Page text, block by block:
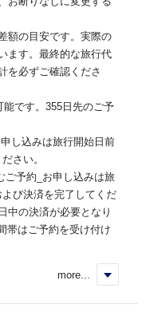
額の目安です。実際の
ます。最終的な旅行代
を必ずご確認くださ
です。355日先のご予
し込みは旅行開始日前
さい。
ご予約_お申し込みは旅
び決済を完了してくだ
中の決済が必要となり
帯はご予約を受け付け
more...